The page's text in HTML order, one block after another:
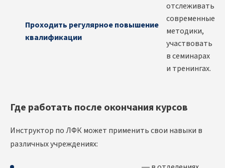
Проходить регулярное повышение
квалификации
отслеживать
современные
методики,
участвовать
в семинарах
и тренингах.
Где работать после окончания курсов
Инструктор по ЛФК может применить свои навыки в
различных учреждениях: